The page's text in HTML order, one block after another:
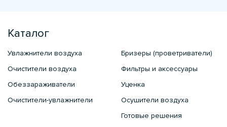
Каталог
Увлажнители воздуха
Очистители воздуха
Обеззараживатели
Очистители-увлажнители
Бризеры (проветриватели)
Фильтры и аксессуары
Уценка
Осушители воздуха
Готовые решения